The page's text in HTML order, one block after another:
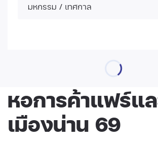
มหกรรม / เทศกาล
หอการค้าแฟร์แ
เมืองน่าน 69